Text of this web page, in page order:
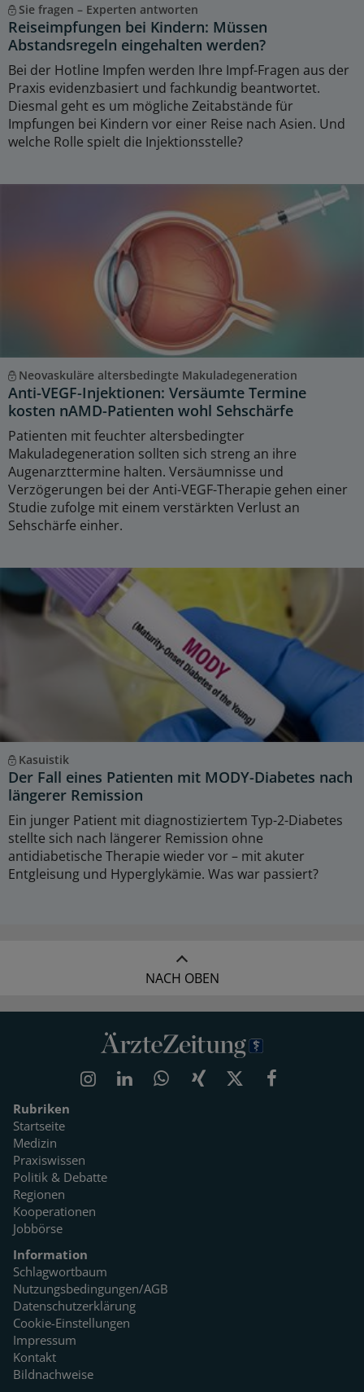
Sie fragen – Experten antworten
Reiseimpfungen bei Kindern: Müssen
Abstandsregeln eingehalten werden?
Bei der Hotline Impfen werden Ihre Impf-Fragen aus der
Praxis evidenzbasiert und fachkundig beantwortet.
Diesmal geht es um mögliche Zeitabstände für
Impfungen bei Kindern vor einer Reise nach Asien. Und
welche Rolle spielt die Injektionsstelle?
Neovaskuläre altersbedingte Makuladegeneration
Anti-VEGF-Injektionen: Versäumte Termine
kosten nAMD-Patienten wohl Sehschärfe
Patienten mit feuchter altersbedingter
Makuladegeneration sollten sich streng an ihre
Augenarzttermine halten. Versäumnisse und
Verzögerungen bei der Anti-VEGF-Therapie gehen einer
Studie zufolge mit einem verstärkten Verlust an
Sehschärfe einher.
Kasuistik
Der Fall eines Patienten mit MODY-Diabetes nach
längerer Remission
Ein junger Patient mit diagnostiziertem Typ-2-Diabetes
stellte sich nach längerer Remission ohne
antidiabetische Therapie wieder vor – mit akuter
Entgleisung und Hyperglykämie. Was war passiert?
NACH OBEN
Rubriken
Startseite
Medizin
Praxiswissen
Politik & Debatte
Regionen
Kooperationen
Jobbörse
Information
Schlagwortbaum
Nutzungsbedingungen/AGB
Datenschutzerklärung
Cookie-Einstellungen
Impressum
Kontakt
Bildnachweise